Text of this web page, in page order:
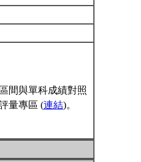
間與單科成績對照
量專區 (連結)。